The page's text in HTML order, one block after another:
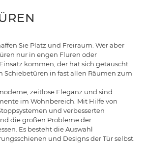
Sie Platz und Freiraum. Wer aber
nur in engen Fluren oder
kommen, der hat sich getäuscht.
Schiebetüren in fast allen Räumen zum
zeitlose Eleganz und sind
im Wohnbereich. Mit Hilfe von
und verbesserten
die großen Probleme der
Es besteht die Auswahl
und Designs der Tür selbst.